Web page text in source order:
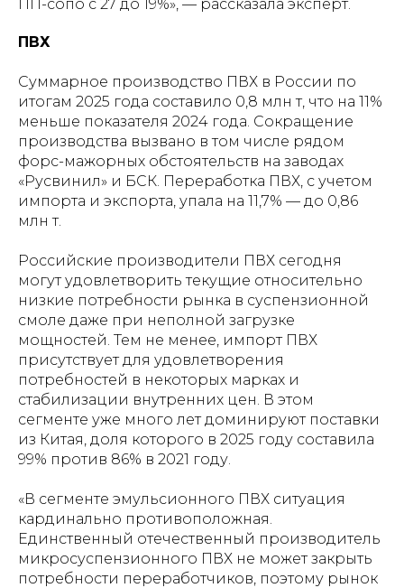
ПП-сопо с 27 до 19%», — рассказала эксперт.
ПВХ
Суммарное производство ПВХ в России по
итогам 2025 года составило 0,8 млн т, что на 11%
меньше показателя 2024 года. Сокращение
производства вызвано в том числе рядом
форс-мажорных обстоятельств на заводах
«Русвинил» и БСК. Переработка ПВХ, с учетом
импорта и экспорта, упала на 11,7% — до 0,86
млн т.
Российские производители ПВХ сегодня
могут удовлетворить текущие относительно
низкие потребности рынка в суспензионной
смоле даже при неполной загрузке
мощностей. Тем не менее, импорт ПВХ
присутствует для удовлетворения
потребностей в некоторых марках и
стабилизации внутренних цен. В этом
сегменте уже много лет доминируют поставки
из Китая, доля которого в 2025 году составила
99% против 86% в 2021 году.
«В сегменте эмульсионного ПВХ ситуация
кардинально противоположная.
Единственный отечественный производитель
микросуспензионного ПВХ не может закрыть
потребности переработчиков, поэтому рынок